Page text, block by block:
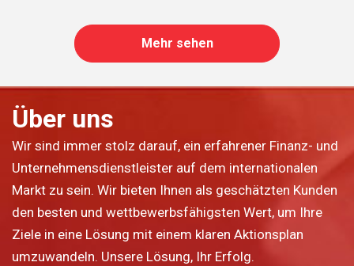
Mehr sehen
Über uns
Wir sind immer stolz darauf, ein erfahrener Finanz- und
Unternehmensdienstleister auf dem internationalen
Markt zu sein. Wir bieten Ihnen als geschätzten Kunden
den besten und wettbewerbsfähigsten Wert, um Ihre
Ziele in eine Lösung mit einem klaren Aktionsplan
umzuwandeln. Unsere Lösung, Ihr Erfolg.